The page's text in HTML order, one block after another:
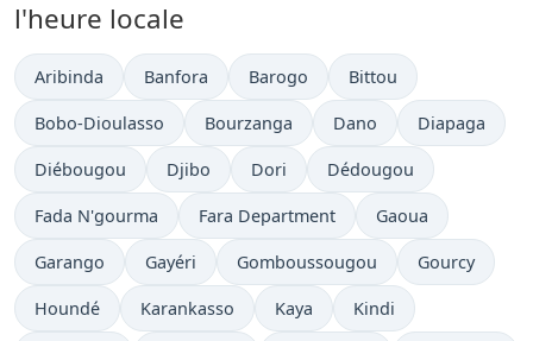
l'heure locale
Heure actuelle à
Aribinda Heure actuelle à
Banfora Heure actuelle à
Barogo Heure actuelle à
Bittou
Heure actuelle à
Bobo-Dioulasso Heure actuelle à
Bourzanga Heure actuelle à
Dano Heure
Diapaga
Heure actuelle à
Diébougou Heure actuelle à
Djibo Heure actuelle à
Dori Heure actuelle à
Dédougou
Heure actuelle à
Fada N'gourma Heure actuelle à
Fara Department Heure actuelle à
Gaoua
Heure actuelle à
Garango Heure actuelle à
Gayéri Heure actuelle à
Gomboussougou Heure
Gourcy
Heure actuelle à
Houndé Heure actuelle à
Karankasso Heure actuelle à
Kaya Heure actuelle à
Kindi